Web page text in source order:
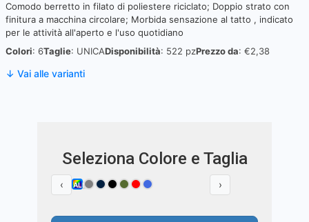
Comodo berretto in filato di poliestere riciclato; Doppio strato con
finitura a macchina circolare; Morbida sensazione al tatto , indicato
per le attività all'aperto e l'uso quotidiano
Colori: 6Taglie: UNICADisponibilità: 522 pzPrezzo da: €2,38
↓ Vai alle varianti
Seleziona Colore e Taglia
‹ ALL ›